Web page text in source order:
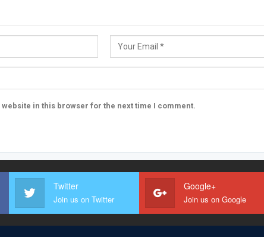
in this browser for the next time I comment.
Twitter
Join us on Twitter
Google+
Join us on Google